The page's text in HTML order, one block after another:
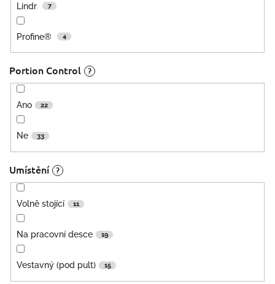
Lindr 7
Profine® 4
Portion Control ?
Ano 22
Ne 33
Umístění ?
Volně stojící 11
Na pracovní desce 19
Vestavný (pod pult) 15